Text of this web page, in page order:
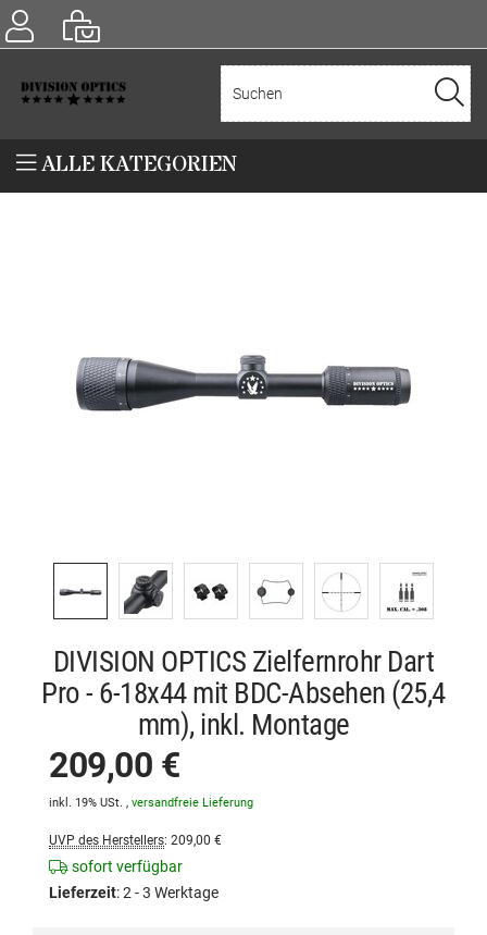
ALLE KATEGORIEN
DIVISION OPTICS Zielfernrohr Dart
Pro - 6-18x44 mit BDC-Absehen (25,4
mm), inkl. Montage
209,00 €
inkl. 19% USt. , versandfreie Lieferung
UVP des Herstellers: 209,00 €
sofort verfügbar
Lieferzeit:2 - 3 Werktage